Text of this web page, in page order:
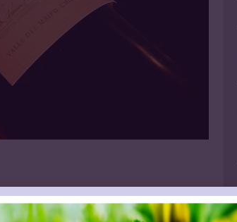
Laat Uw Reactie Achter